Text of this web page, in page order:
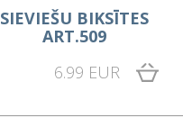
SIEVIEŠU BIKSĪTES
ART.509
6.99 EUR